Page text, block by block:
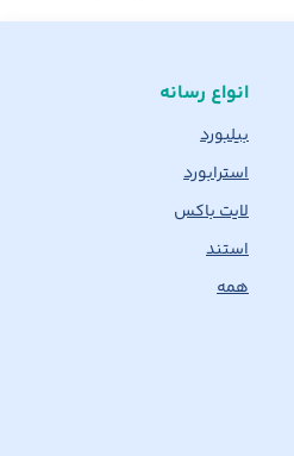
انواع رسانه
بیلبورد
استرابورد
لایت باکس
استند
همه